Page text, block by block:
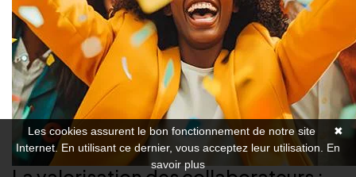
✖
Les cookies assurent le bon fonctionnement de notre site
Internet. En utilisant ce dernier, vous acceptez leur utilisation. En
savoir plus